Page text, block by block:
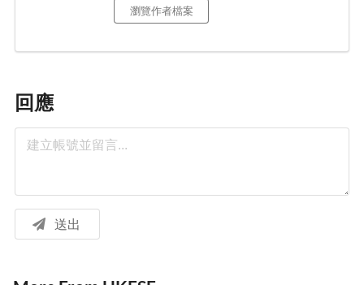
瀏覽作者檔案
回應
送出